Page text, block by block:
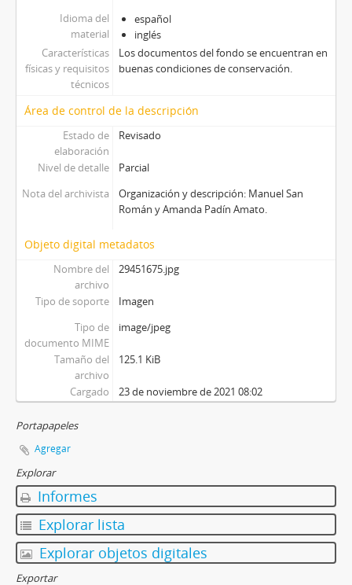
Idioma del
material
español
inglés
Características
físicas y requisitos
técnicos
Los documentos del fondo se encuentran en
buenas condiciones de conservación.
Área de control de la descripción
Estado de
elaboración
Revisado
Nivel de detalle
Parcial
Nota del archivista
Organización y descripción: Manuel San
Román y Amanda Padín Amato.
Objeto digital metadatos
Nombre del
archivo
29451675.jpg
Tipo de soporte
Imagen
Tipo de
documento MIME
image/jpeg
Tamaño del
archivo
125.1 KiB
Cargado 23 de noviembre de 2021 08:02
Portapapeles
Agregar
Explorar
Informes
Explorar lista
Explorar objetos digitales
Exportar